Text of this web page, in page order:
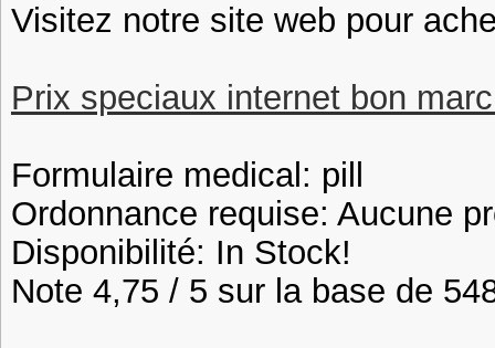
Visitez notre site web pour
Prix speciaux internet bon
Formulaire medical: pill
Ordonnance requise: Aucune
Disponibilité: In Stock!
Note 4,75 / 5 sur la base de